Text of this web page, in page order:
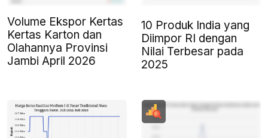
Volume Ekspor Kertas
Kertas Karton dan
Olahannya Provinsi
Jambi April 2026
10 Produk India yang
Diimpor RI dengan
Nilai Terbesar pada
2025